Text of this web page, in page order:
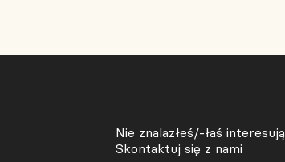
Nie znalazłeś/-łaś
Skontaktuj się z nami